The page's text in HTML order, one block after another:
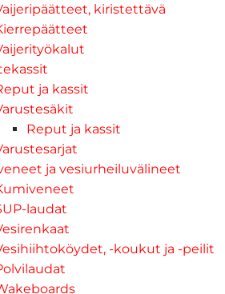
kiristettävä
ja kassit
Reput ja kassit
ja vesiurheiluvälineet
laudat
-koukut ja -peilit